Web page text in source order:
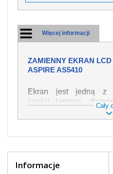
Więcej informacji
ZAMIENNY EKRAN
ASPIRE AS5410
Ekran jest jedną z
części laptopa,
żeby był jak
on do wyświetlania
z nim z jak największą
zaliczyć uszkodzenia
Cały
Informacje